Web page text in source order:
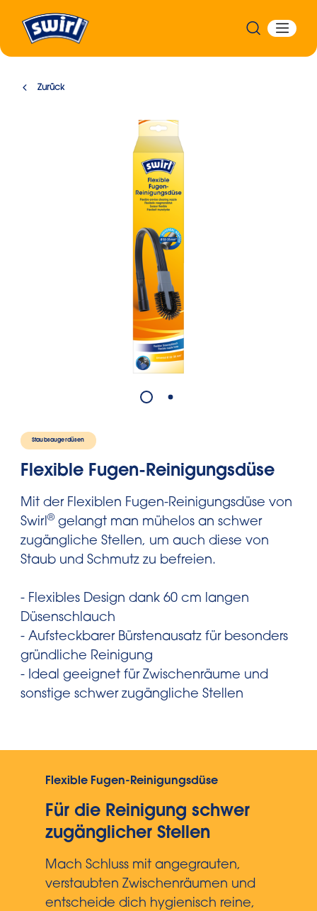
Zurück
Staubsaugerdüsen
Flexible Fugen-Reinigungsdüse
Mit der Flexiblen Fugen-Reinigungsdüse von
Swirl® gelangt man mühelos an schwer
zugängliche Stellen, um auch diese von
Staub und Schmutz zu befreien.
- Flexibles Design dank 60 cm langen
Düsenschlauch
- Aufsteckbarer Bürstenausatz für besonders
gründliche Reinigung
- Ideal geeignet für Zwischenräume und
sonstige schwer zugängliche Stellen
Flexible Fugen-Reinigungsdüse
Für die Reinigung schwer
zugänglicher Stellen
Mach Schluss mit angegrauten,
verstaubten Zwischenräumen und
entscheide dich hygienisch reine,